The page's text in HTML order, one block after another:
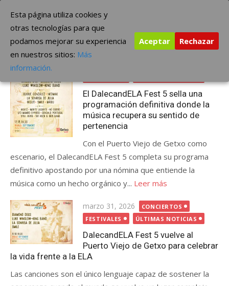
contenido
The Borderline Music
Etiqueta:DalecandELA Fest 5
El DalecandELA Fest 5 sella una
programación definitiva donde la
música recupera su sentido de
pertenencia
Con el Puerto Viejo de Getxo como
escenario, el DalecandELA Fest 5 completa su programa
definitivo apostando por una nómina que entiende la
música como un hecho orgánico y... Leer más
Publicada
el
marzo 31, 2026
CONCIERTOS
FESTIVALES
ÚLTIMAS NOTICIAS
DalecandELA Fest 5 vuelve al
Puerto Viejo de Getxo para celebrar
la vida frente a la ELA
Las canciones son el único lenguaje capaz de sostener la
Esta página utiliza cookies y
otras tecnologías para que
podamos mejorar su experiencia
en nuestros sitios: Más
información.
Aceptar Rechazar